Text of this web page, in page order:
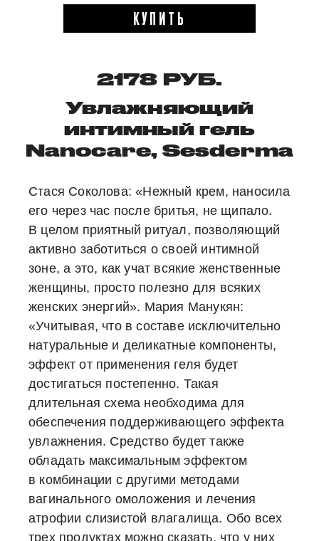
КУПИТЬ
2178 РУБ.
Увлажняющий
интимный гель
Nanocare, Sesderma
Стася Соколова: «Нежный крем, наносила
его через час после бритья, не щипало.
В целом приятный ритуал, позволяющий
активно заботиться о своей интимной
зоне, а это, как учат всякие женственные
женщины, просто полезно для всяких
женских энергий». Мария Манукян:
«Учитывая, что в составе исключительно
натуральные и деликатные компоненты,
эффект от применения геля будет
достигаться постепенно. Такая
длительная схема необходима для
обеспечения поддерживающего эффекта
увлажнения. Средство будет также
обладать максимальным эффектом
в комбинации с другими методами
вагинального омоложения и лечения
атрофии слизистой влагалища. Обо всех
трех продуктах можно сказать, что у них